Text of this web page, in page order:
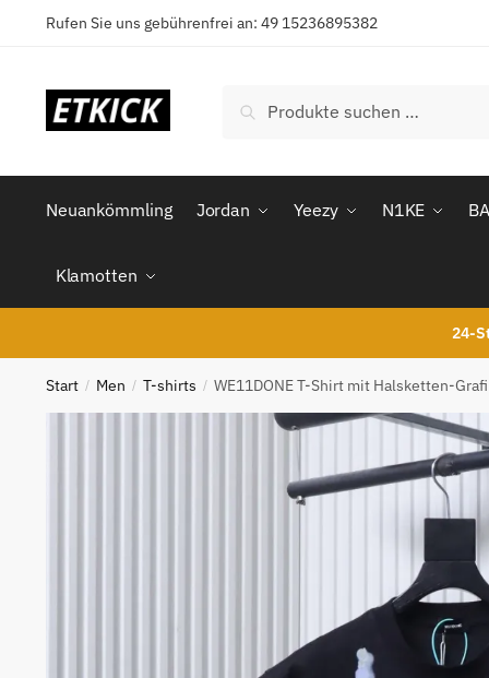
Rufen Sie uns gebührenfrei an: 49 15236895382
nach:
Suchen
Neuankömmling Jordan Yeezy N1KE
Klamotten
24-
Start / Men / T-shirts / WE11DONE T-Shirt mit Halsketten-